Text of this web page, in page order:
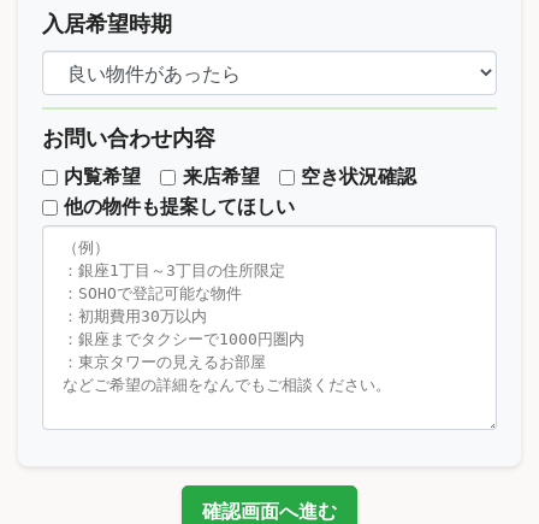
入居希望時期
お問い合わせ内容
内覧希望 来店希望
空き状況確認
他の物件も提案してほしい
確認画面へ進む